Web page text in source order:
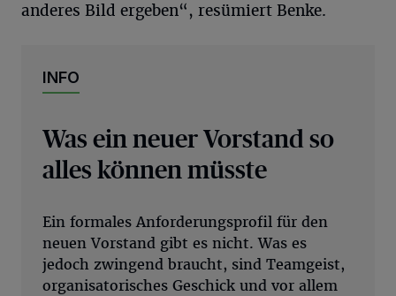
anderes Bild ergeben“, resümiert Benke.
INFO
Was ein neuer Vorstand so
alles können müsste
Ein formales Anforderungsprofil für den
neuen Vorstand gibt es nicht. Was es
jedoch zwingend braucht, sind Teamgeist,
organisatorisches Geschick und vor allem